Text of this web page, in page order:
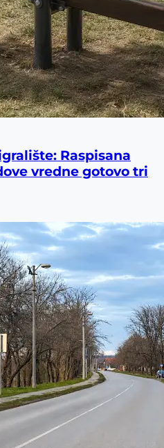
Raspisana
vredne gotovo tri